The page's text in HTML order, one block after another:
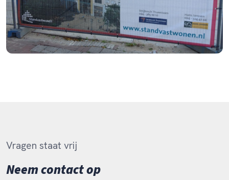
Vragen staat vrij
Neem contact op